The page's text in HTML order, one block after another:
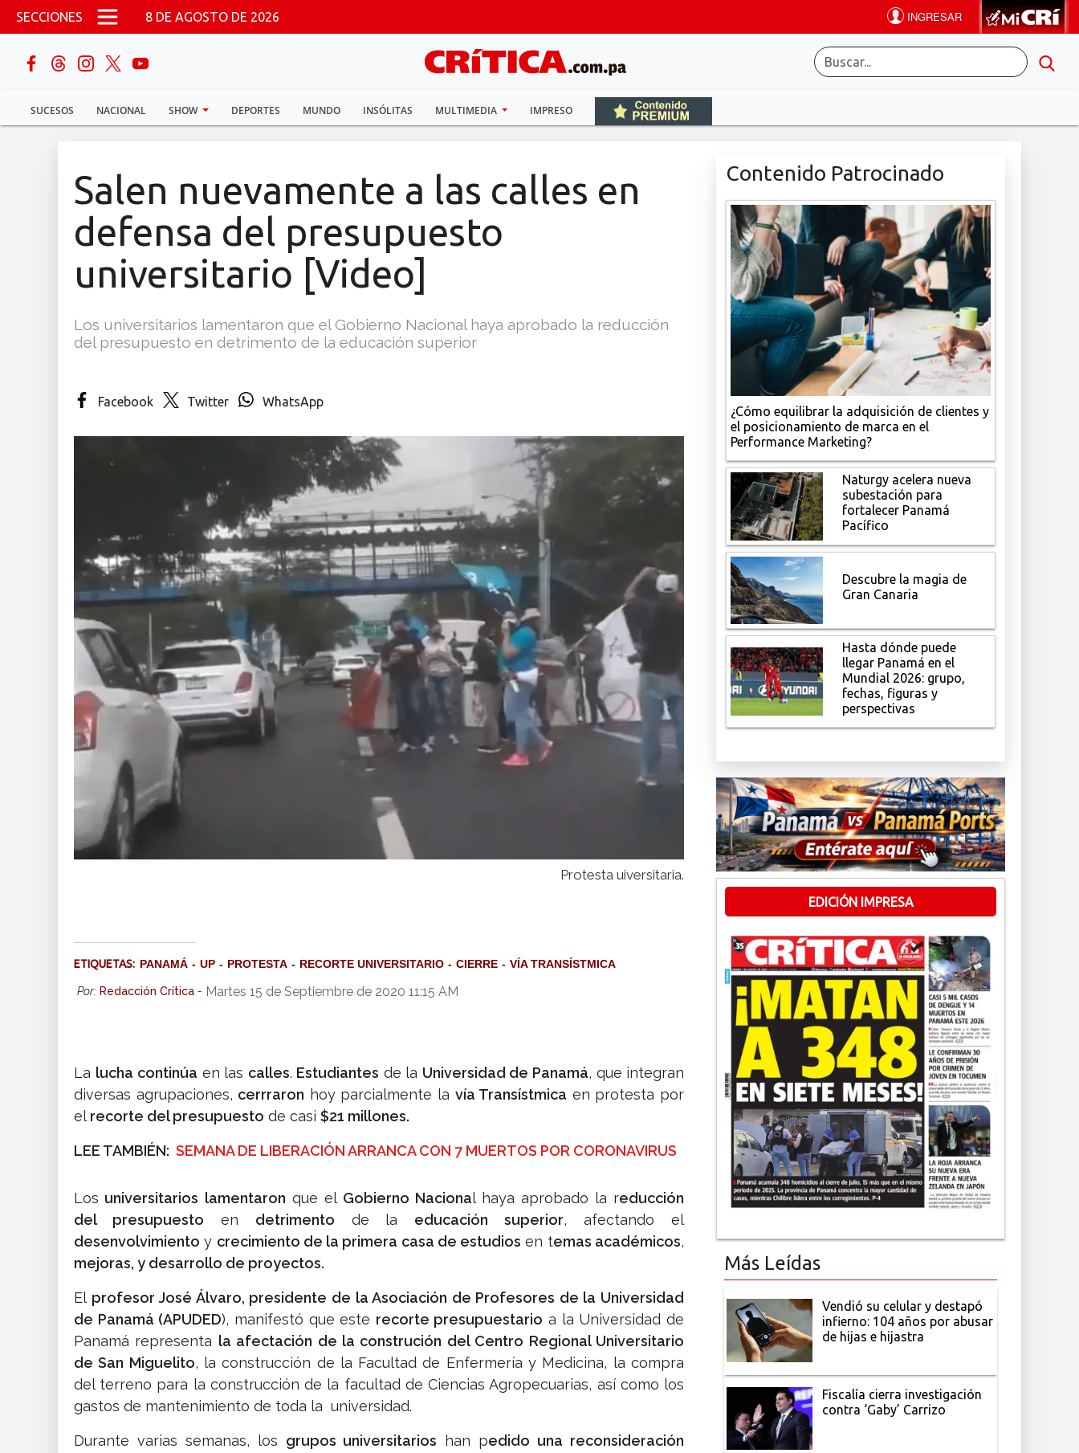
Pasar al contenido principal
SECCIONES 8 DE AGOSTO DE 2026
SUCESOS NACIONAL SHOW DEPORTES MUNDO INSÓLITAS MULTIMEDIA IMPRESO
buscar
Sucesos
Multimedia
Salen nuevamente a las calles en
defensa del presupuesto
universitario [Video]
Los universitarios lamentaron que el Gobierno Nacional haya aprobado la reducción
del presupuesto en detrimento de la educación superior
Facebook Twitter WhatsApp
Protesta uiversitaria.
ETIQUETAS: PANAMÁ UP PROTESTA RECORTE UNIVERSITARIO CIERRE VÍA TRANSÍSTMICA
Por: Redacción Crítica - Martes 15 de Septiembre de 2020 11:15 AM
La lucha continúa en las calles. Estudiantes de la Universidad de Panamá, que integran
diversas agrupaciones, cerrraron hoy parcialmente la vía Transístmica en protesta por
elrecorte del presupuesto de casi $21 millones.
LEE TAMBIÉN: SEMANA DE LIBERACIÓN ARRANCA CON 7 MUERTOS POR CORONAVIRUS
Los universitarios lamentaron que el Gobierno Nacional haya aprobado la reducción
del presupuesto en detrimento de la educación superior, afectando el
desenvolvimiento y crecimiento de la primera casa de estudios en temas académicos,
mejoras, y desarrollo de proyectos.
El profesor José Álvaro, presidente de la Asociación de Profesores de la Universidad
de Panamá (APUDED), manifestó que este recorte presupuestario a la Universidad de
Panamá representa la afectación de la construción del Centro Regional Universitario
de San Miguelito, la construcción de la Facultad de Enfermería y Medicina, la compra
del terreno para la construcción de la facultad de Ciencias Agropecuarias, así como los
gastos de mantenimiento de toda la universidad.
Durante varias semanas, los grupos universitarios han pedido una reconsideración
Contenido Patrocinado
¿Cómo equilibrar la adquisición de clientes y
el posicionamiento de marca en el
Performance Marketing?
Naturgy acelera nueva
subestación para
fortalecer Panamá
Pacífico
Descubre la magia de
Gran Canaria
Hasta dónde puede
llegar Panamá en el
Mundial 2026: grupo,
fechas, figuras y
perspectivas
EDICIÓN IMPRESA
Más Leídas
Vendió su celular y destapó
infierno: 104 años por abusar
de hijas e hijastra
Fiscalía cierra investigación
contra ‘Gaby’ Carrizo